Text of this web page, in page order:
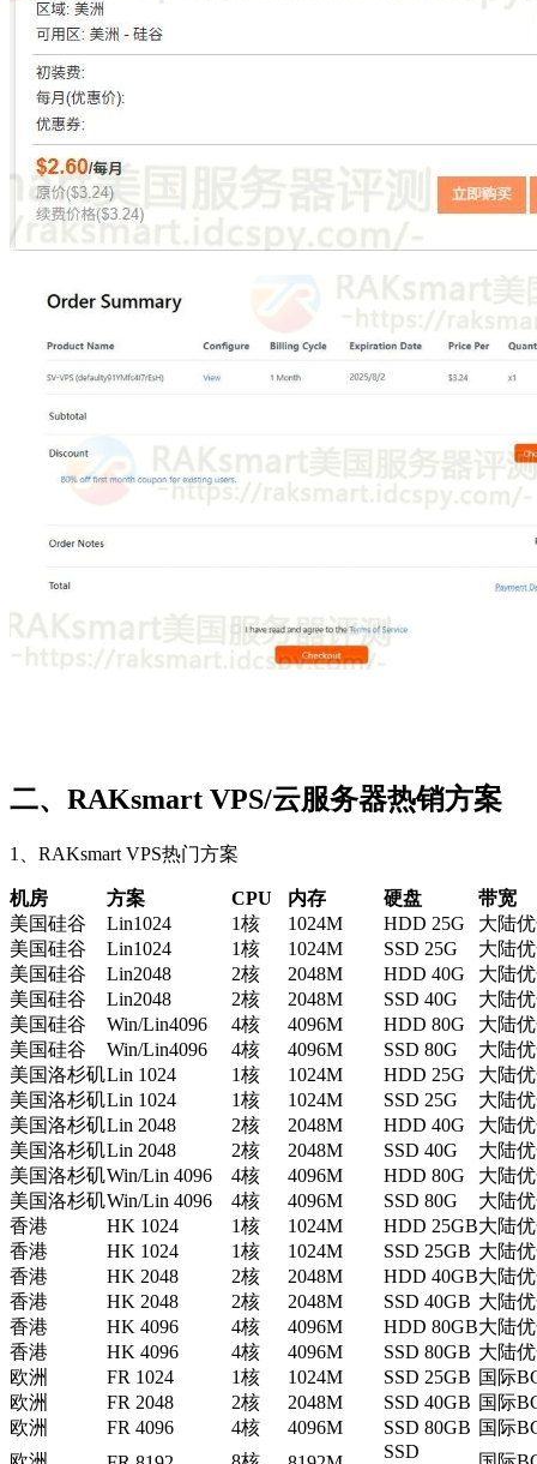
二、RAKsmart VPS/云服务器热销方案
1、RAKsmart VPS热门方案
机房 方案 CPU 内存 硬盘
带宽
美国硅谷
Lin1024 1核 1024M HDD 25G
大陆
美国硅谷
Lin1024 1核 1024M SSD 25G
大陆
美国硅谷
Lin2048 2核 2048M HDD 40G
大陆
美国硅谷
Lin2048 2核 2048M SSD 40G
大陆
美国硅谷
Win/Lin4096 4核 4096M HDD 80G
大陆
美国硅谷
Win/Lin4096 4核 4096M SSD 80G
大陆
美国洛杉矶Lin 1024 1核 1024M HDD 25G
大陆
美国洛杉矶Lin 1024 1核 1024M SSD 25G
大陆
美国洛杉矶Lin 2048 2核 2048M HDD 40G
大陆
美国洛杉矶Lin 2048 2核 2048M SSD 40G
大陆
美国洛杉矶Win/Lin 4096 4核 4096M HDD 80G
大陆
美国洛杉矶Win/Lin 4096 4核 4096M SSD 80G
大陆
香港
HK 1024 1核 1024M HDD 25GB大陆
香港
HK 1024 1核 1024M SSD 25GB 大陆
香港
HK 2048 2核 2048M HDD 40GB大陆
香港
HK 2048 2核 2048M SSD 40GB 大陆
香港
HK 4096 4核 4096M HDD 80GB大陆
香港
HK 4096 4核 4096M SSD 80GB 大陆
欧洲
FR 1024 1核 1024M SSD 25GB 国际
欧洲
FR 2048 2核 2048M SSD 40GB 国际
欧洲
FR 4096 4核 4096M SSD 80GB 国际
SSD